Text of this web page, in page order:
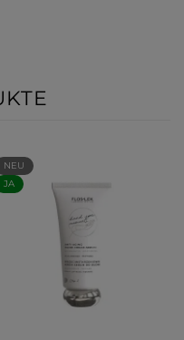
NEU
JA